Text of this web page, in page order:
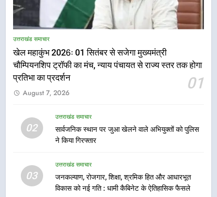
उत्तराखंड समाचार
खेल महाकुंभ 2026ः 01 सितंबर से सजेगा मुख्यमंत्री
चौम्पियनशिप ट्रॉफी का मंच, न्याय पंचायत से राज्य स्तर तक होगा
प्रतिभा का प्रदर्शन
01
August 7, 2026
02
उत्तराखंड समाचार
सार्वजनिक स्थान पर जुआ खेलने वाले अभियुक्तों को पुलिस
ने किया गिरफ्तार
03
उत्तराखंड समाचार
जनकल्याण, रोजगार, शिक्षा, श्रमिक हित और आधारभूत
विकास को नई गति : धामी कैबिनेट के ऐतिहासिक फैसले
राष्ट्रीय हथकरघा दिवस पर मुख्यमंत्री
कारीगरों को किया सम्मानित
उत्तराखंड समाचार
6
का गठन
उत्तराखंड समाचार
देना सरकार की सर्वोच्च प्राथमिकता, आने
वाले महीनों में हजारों पदों पर की जाएगी
भर्ती
उत्तराखंड समाचार